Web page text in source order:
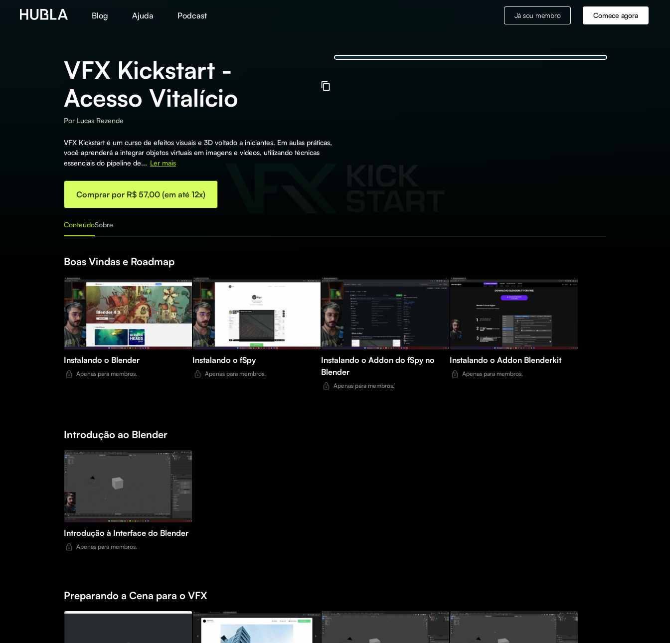
Blog Ajuda Podcast Já sou membro Comece agora
VFX Kickstart -
Acesso Vitalício
Por Lucas Rezende
VFX Kickstart é um curso de efeitos visuais e 3D voltado a iniciantes. Em aulas práticas,
você aprenderá a integrar objetos virtuais em imagens e vídeos, utilizando técnicas
essenciais do pipeline de... Ler mais
Comprar por R$ 57,00 (em até 12x)
ConteúdoSobre
Boas Vindas e Roadmap
Instalando o Blender
Apenas para membros.
Instalando o fSpy
Apenas para membros.
Instalando o Addon do fSpy no
Blender
Apenas para membros.
Instalando o Addon Blenderkit
Apenas para membros.
Introdução ao Blender
Introdução à Interface do Blender
Apenas para membros.
Preparando a Cena para o VFX